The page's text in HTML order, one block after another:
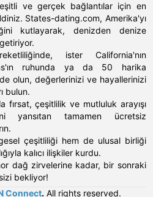
ve gerçek bağlantılar için en
States-dating.com, Amerika'yı
kutlayarak, denizden denize
ister California'nın
ruhunda ya da 50 harika
olun, değerlerinizi ve hayallerinizi
bulun.
fırsat, çeşitlilik ve mutluluk arayışı
yansıtan tamamen ücretsiz
çeşitliliği hem de ulusal birliği
kalıcı ilişkiler kurdu.
dağ zirvelerine kadar, bir sonraki
bekliyor!
Connect. All rights reserved.